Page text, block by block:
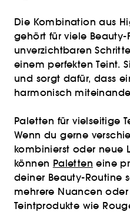
Die Kombination aus
gehört für viele Beauty-
unverzichtbaren
einem perfekten Teint.
und sorgt dafür, dass
harmonisch
Paletten für vielseitige
Wenn du gerne
kombinierst oder neue
können Paletten eine
deiner Beauty-Routine
mehrere Nuancen
Teintprodukte wie